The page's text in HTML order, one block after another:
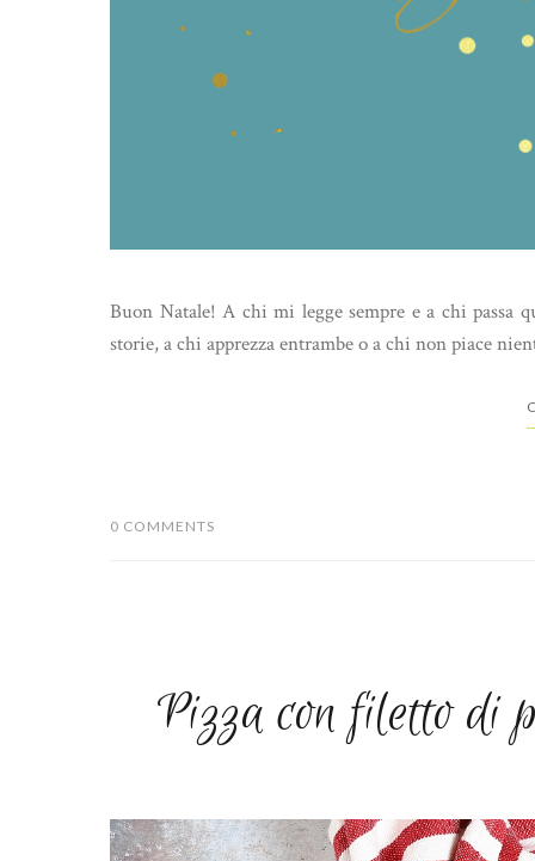
Buon Natale! A chi mi legge sempre e a chi passa
storie, a chi apprezza entrambe o a chi non
0 COMMENTS
Pizza con filetto di